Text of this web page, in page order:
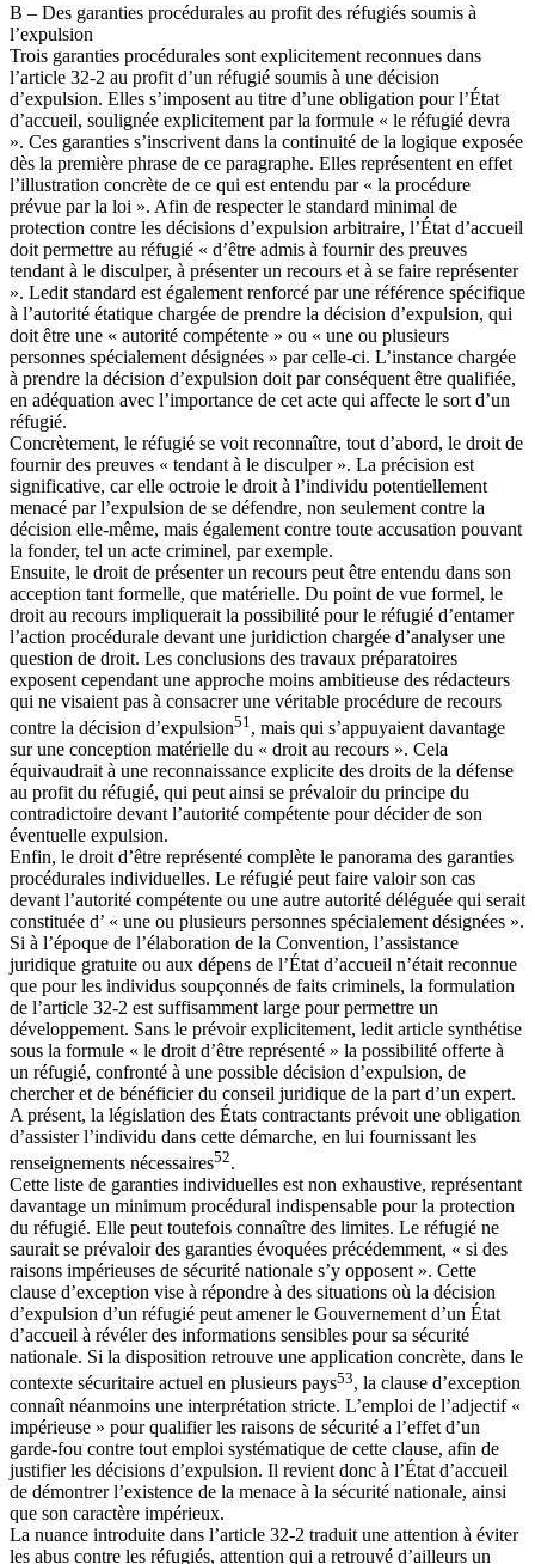
B – Des garanties procédurales au profit des réfugiés soumis à
l’expulsion
Trois garanties procédurales sont explicitement reconnues dans
l’article 32-2 au profit d’un réfugié soumis à une décision
d’expulsion. Elles s’imposent au titre d’une obligation pour l’État
d’accueil, soulignée explicitement par la formule « le réfugié devra
». Ces garanties s’inscrivent dans la continuité de la logique exposée
dès la première phrase de ce paragraphe. Elles représentent en effet
l’illustration concrète de ce qui est entendu par « la procédure
prévue par la loi ». Afin de respecter le standard minimal de
protection contre les décisions d’expulsion arbitraire, l’État d’accueil
doit permettre au réfugié « d’être admis à fournir des preuves
tendant à le disculper, à présenter un recours et à se faire représenter
». Ledit standard est également renforcé par une référence spécifique
à l’autorité étatique chargée de prendre la décision d’expulsion, qui
doit être une « autorité compétente » ou « une ou plusieurs
personnes spécialement désignées » par celle-ci. L’instance chargée
à prendre la décision d’expulsion doit par conséquent être qualifiée,
en adéquation avec l’importance de cet acte qui affecte le sort d’un
réfugié.
Concrètement, le réfugié se voit reconnaître, tout d’abord, le droit de
fournir des preuves « tendant à le disculper ». La précision est
significative, car elle octroie le droit à l’individu potentiellement
menacé par l’expulsion de se défendre, non seulement contre la
décision elle-même, mais également contre toute accusation pouvant
la fonder, tel un acte criminel, par exemple.
Ensuite, le droit de présenter un recours peut être entendu dans son
acception tant formelle, que matérielle. Du point de vue formel, le
droit au recours impliquerait la possibilité pour le réfugié d’entamer
l’action procédurale devant une juridiction chargée d’analyser une
question de droit. Les conclusions des travaux préparatoires
exposent cependant une approche moins ambitieuse des rédacteurs
qui ne visaient pas à consacrer une véritable procédure de recours
contre la décision d’expulsion51 , mais qui s’appuyaient davantage
sur une conception matérielle du « droit au recours ». Cela
équivaudrait à une reconnaissance explicite des droits de la défense
au profit du réfugié, qui peut ainsi se prévaloir du principe du
contradictoire devant l’autorité compétente pour décider de son
éventuelle expulsion.
Enfin, le droit d’être représenté complète le panorama des garanties
procédurales individuelles. Le réfugié peut faire valoir son cas
devant l’autorité compétente ou une autre autorité déléguée qui serait
constituée d’ « une ou plusieurs personnes spécialement désignées ».
Si à l’époque de l’élaboration de la Convention, l’assistance
juridique gratuite ou aux dépens de l’État d’accueil n’était reconnue
que pour les individus soupçonnés de faits criminels, la formulation
de l’article 32-2 est suffisamment large pour permettre un
développement. Sans le prévoir explicitement, ledit article synthétise
sous la formule « le droit d’être représenté » la possibilité offerte à
un réfugié, confronté à une possible décision d’expulsion, de
chercher et de bénéficier du conseil juridique de la part d’un expert.
A présent, la législation des États contractants prévoit une obligation
d’assister l’individu dans cette démarche, en lui fournissant les
renseignements nécessaires52.
Cette liste de garanties individuelles est non exhaustive, représentant
davantage un minimum procédural indispensable pour la protection
du réfugié. Elle peut toutefois connaître des limites. Le réfugié ne
saurait se prévaloir des garanties évoquées précédemment, « si des
raisons impérieuses de sécurité nationale s’y opposent ». Cette
clause d’exception vise à répondre à des situations où la décision
d’expulsion d’un réfugié peut amener le Gouvernement d’un État
d’accueil à révéler des informations sensibles pour sa sécurité
nationale. Si la disposition retrouve une application concrète, dans le
contexte sécuritaire actuel en plusieurs pays53, la clause d’exception
connaît néanmoins une interprétation stricte. L’emploi de l’adjectif «
impérieuse » pour qualifier les raisons de sécurité a l’effet d’un
garde-fou contre tout emploi systématique de cette clause, afin de
justifier les décisions d’expulsion. Il revient donc à l’État d’accueil
de démontrer l’existence de la menace à la sécurité nationale, ainsi
que son caractère impérieux.
La nuance introduite dans l’article 32-2 traduit une attention à éviter
les abus contre les réfugiés, attention qui a retrouvé d’ailleurs un